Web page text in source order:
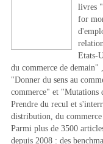
livres
for
Etats-
du commerce de demain"
"Donner du sens au
commerce" et "Mutations
Prendre du recul et
distribution, du
Parmi plus de 3500
depuis 2008 : des